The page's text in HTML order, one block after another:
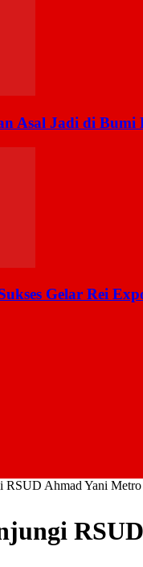
Asal Jadi di
Gelar Rei
Ahmad Yani Metro